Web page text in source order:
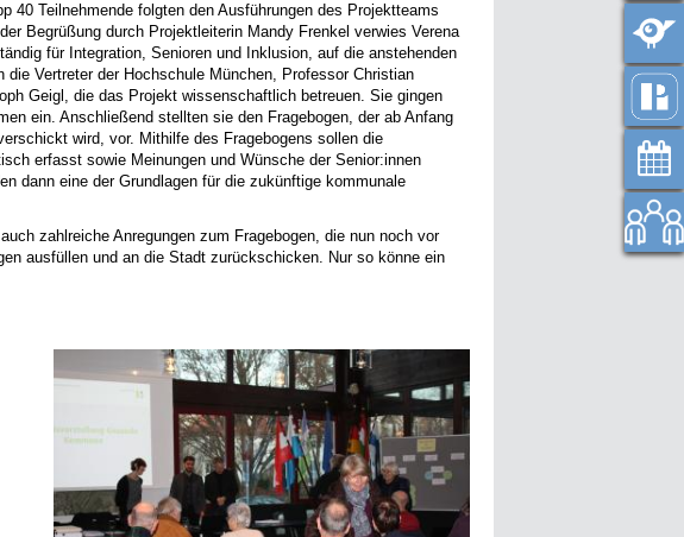
40 Teilnehmende folgten den Ausführungen des Projektteams
Begrüßung durch Projektleiterin Mandy Frenkel verwies Verena
für Integration, Senioren und Inklusion, auf die anstehenden
die Vertreter der Hochschule München, Professor Christian
Geigl, die das Projekt wissenschaftlich betreuen. Sie gingen
ein. Anschließend stellten sie den Fragebogen, der ab Anfang
wird, vor. Mithilfe des Fragebogens sollen die
erfasst sowie Meinungen und Wünsche der Senior:innen
dann eine der Grundlagen für die zukünftige kommunale
zahlreiche Anregungen zum Fragebogen, die nun noch vor
ausfüllen und an die Stadt zurückschicken. Nur so könne ein